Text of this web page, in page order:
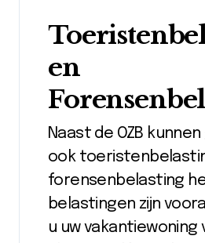
en
Naast de OZB
ook
forensenbelasting
belastingen zijn
u uw